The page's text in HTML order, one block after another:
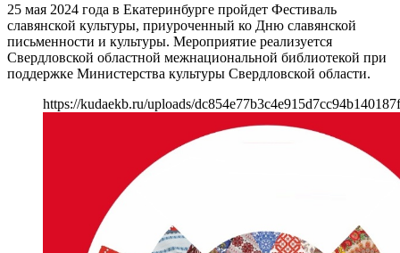
25 мая 2024 года в Екатеринбурге пройдет Фестиваль
славянской культуры, приуроченный ко Дню славянской
письменности и культуры. Мероприятие реализуется
Свердловской областной межнациональной библиотекой при
поддержке Министерства культуры Свердловской области.
https://kudaekb.ru/uploads/